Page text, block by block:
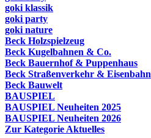
goki klassik
goki party
goki nature
Beck Holzspielzeug
Beck Kugelbahnen & Co.
Beck Bauernhof & Puppenhaus
Beck Straßenverkehr & Eisenbahn
Beck Bauwelt
BAUSPIEL
BAUSPIEL Neuheiten 2025
BAUSPIEL Neuheiten 2026
Zur Kategorie Aktuelles